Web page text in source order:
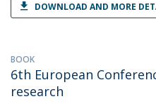
DOWNLOAD AND MORE
BOOK
6th European
research